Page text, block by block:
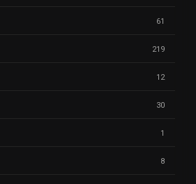
61
219
12
30
1
8